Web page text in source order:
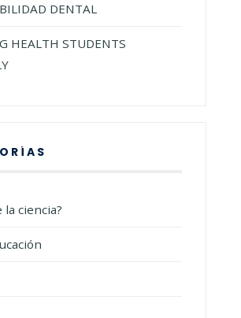
DENTAL
HEALTH STUDENTS
la ciencia?